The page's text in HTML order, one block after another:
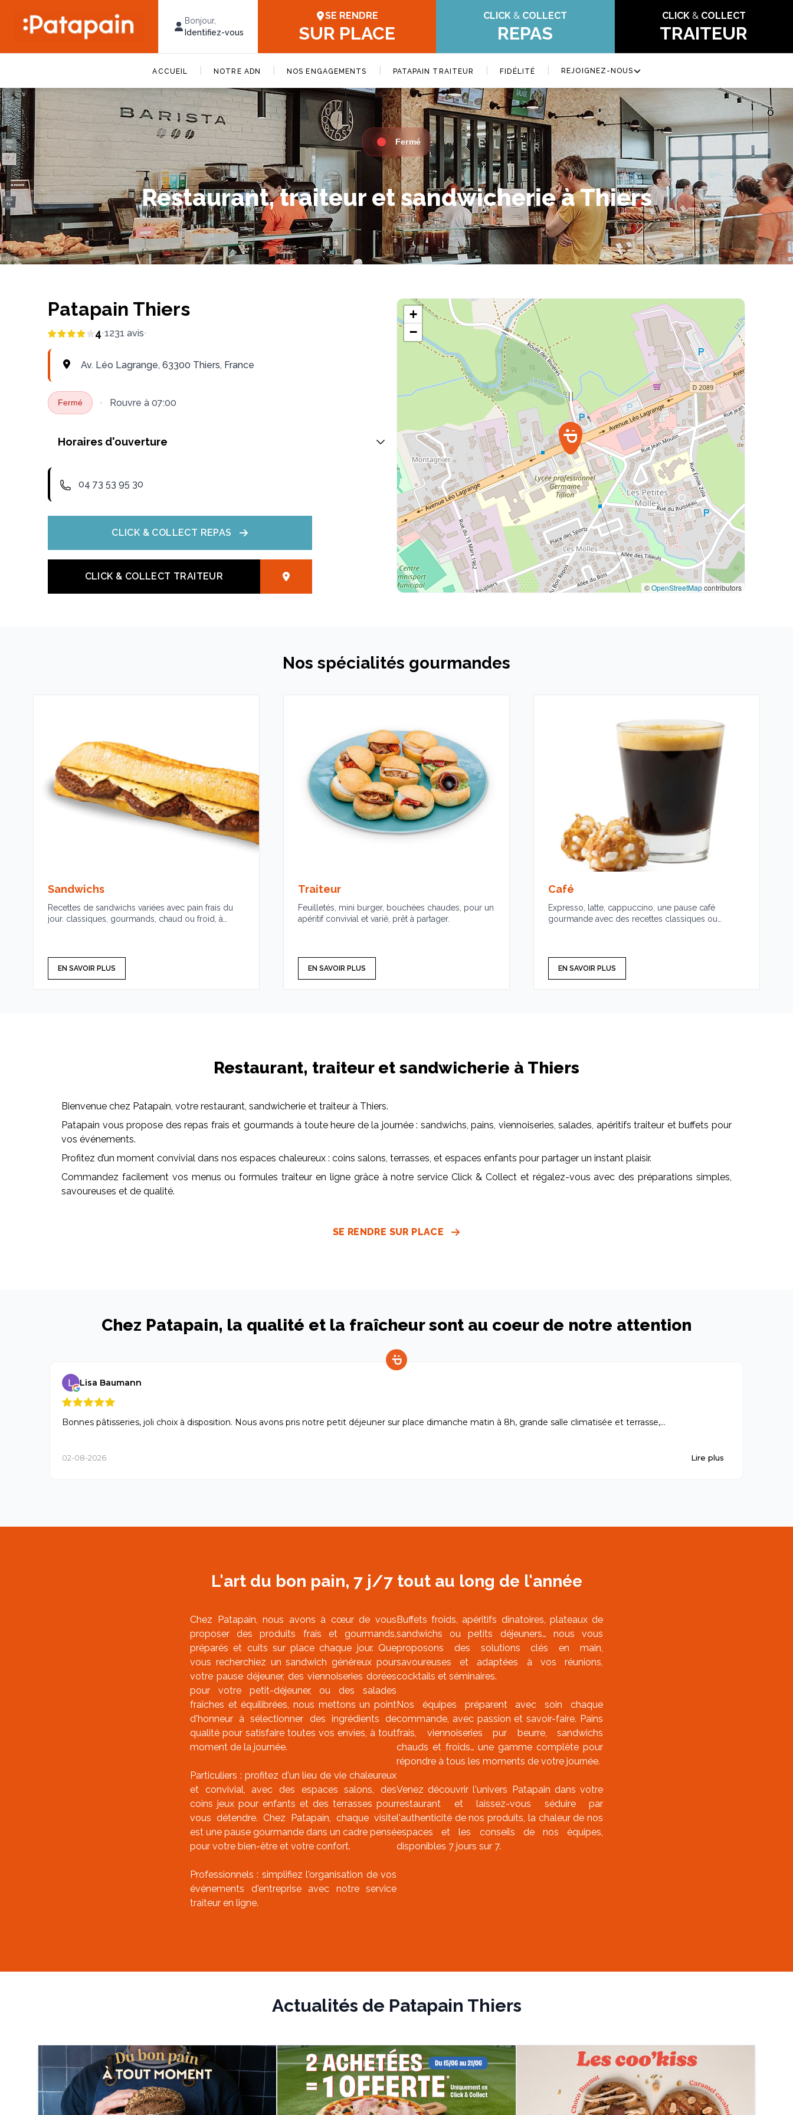
Bonjour,
Identifiez-vous
SE RENDRE
SUR PLACE
CLICK & COLLECT
REPAS
CLICK &COLLECT
TRAITEUR
ACCUEIL NOTRE ADN NOS ENGAGEMENTS PATAPAIN TRAITEUR FIDÉLITÉ REJOIGNEZ-NOUS
Fermé
Restaurant, traiteur et sandwicherie à Thiers
Patapain Thiers
4•1231 avis•
Av. Léo Lagrange, 63300 Thiers, France
Fermé • Rouvre à 07:00
Horaires d'ouverture
Lundi
Vendredi Samedi Dimanche
04 73 53 95 30
CLICK & COLLECT REPAS
CLICK & COLLECT TRAITEUR
+
−
©OpenStreetMapcontributors
Nos spécialités gourmandes
Sandwichs
Recettes de sandwichs variées avec pain frais du
jour. classiques, gourmands, chaud ou froid, à
EN SAVOIR PLUS
Traiteur
Feuilletés, mini burger, bouchées chaudes, pour un
apéritif convivial et varié, prêt à partager.
EN SAVOIR PLUS
Café
Expresso, latte, cappuccino, une pause café
gourmande avec des recettes classiques ou
EN SAVOIR PLUS
Restaurant, traiteur et sandwicherie à Thiers
Bienvenue chez Patapain, votre restaurant, sandwicherie et traiteur à Thiers.
Patapain vous propose des repas frais et gourmands à toute heure de la journée : sandwichs, pains, viennoiseries, salades, apéritifs traiteur et buffets pour
vos événements.
Profitez d’un moment convivial dans nos espaces chaleureux : coins salons, terrasses, et espaces enfants pour partager un instant plaisir.
Commandez facilement vos menus ou formules traiteur en ligne grâce à notre service Click & Collect et régalez-vous avec des préparations simples,
savoureuses et de qualité.
SE RENDRE SUR PLACE
Chez Patapain, la qualité et la fraîcheur sont au coeur de notre attention
Lisa Baumann
Bonnes pâtisseries, joli choix à disposition. Nous avons pris notre petit déjeuner sur place dimanche matin à 8h, grande salle climatisée et terrasse,...
02-08-2026 Lire plus
L'art du bon pain, 7 j/7 tout au long de l'année
Chez Patapain, nous avons à cœur de vous
proposer des produits frais et gourmands,
préparés et cuits sur place chaque jour. Que
vous recherchiez un sandwich généreux pour
votre pause déjeuner, des viennoiseries dorées
pour votre petit-déjeuner, ou des salades
fraîches et équilibrées, nous mettons un point
d'honneur à sélectionner des ingrédients de
qualité pour satisfaire toutes vos envies, à tout
moment de la journée.
Particuliers : profitez d'un lieu de vie chaleureux
et convivial, avec des espaces salons, des
coins jeux pour enfants et des terrasses pour
vous détendre. Chez Patapain, chaque visite
est une pause gourmande dans un cadre pensé
pour votre bien-être et votre confort.
Professionnels : simplifiez l'organisation de vos
événements d'entreprise avec notre service
traiteur en ligne.
Buffets froids, apéritifs dînatoires, plateaux de
sandwichs ou petits déjeuners… nous vous
proposons des solutions clés en main,
savoureuses et adaptées à vos réunions,
cocktails et séminaires.
Nos équipes préparent avec soin chaque
commande, avec passion et savoir-faire. Pains
frais, viennoiseries pur beurre, sandwichs
chauds et froids… une gamme complète pour
répondre à tous les moments de votre journée.
Venez découvrir l'univers Patapain dans votre
restaurant et laissez-vous séduire par
l'authenticité de nos produits, la chaleur de nos
espaces et les conseils de nos équipes,
disponibles 7 jours sur 7.
Actualités de Patapain Thiers